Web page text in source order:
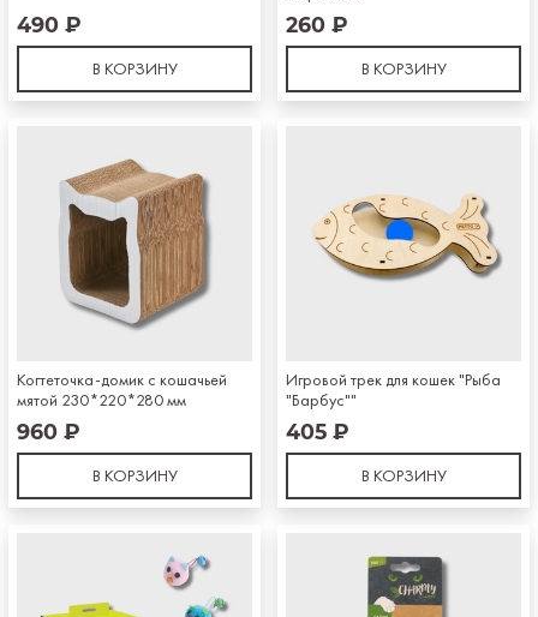
490 ₽
В КОРЗИНУ
260 ₽
В КОРЗИНУ
Когтеточка-домик с кошачьей
мятой 230*220*280 мм
960 ₽
В КОРЗИНУ
Игровой трек для кошек "Рыба
"Барбус""
405 ₽
В КОРЗИНУ